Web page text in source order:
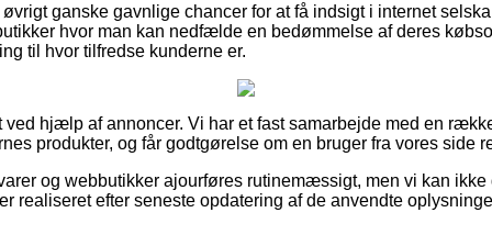
ganske gavnlige chancer for at få indsigt i internet
hvor man kan nedfælde en bedømmelse af deres
til hvor tilfredse kunderne er.
ved hjælp af annoncer. Vi har et fast samarbejde med en
produkter, og får godtgørelse om en bruger fra vores side
og webbutikker ajourføres rutinemæssigt, men vi kan ikke
realiseret efter seneste opdatering af de anvendte